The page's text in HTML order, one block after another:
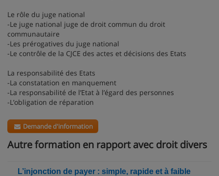
Le rôle du juge national
-Le juge national juge de droit commun du droit
communautaire
-Les prérogatives du juge national
-Le contrôle de la CJCE des actes et décisions des Etats
La responsabilité des Etats
-La constatation en manquement
-La responsabilité de l’Etat à l’égard des personnes
-L’obligation de réparation
Demande d'information
Autre formation en rapport avec droit divers
L’injonction de payer : simple, rapide et à faible